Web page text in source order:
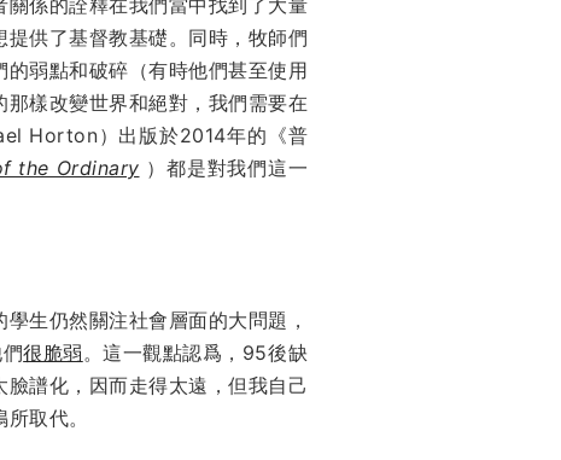
供了基督教基礎。同時，牧師們
弱點和破碎（有時他們甚至使用
樣改變世界和絕對， 我們需要在
Horton）出版於2014年的《普
the Ordinary ）都是對我們這一
生仍然關注社會層面的大問題，
很脆弱 。這一觀點認爲，95後缺
譜化，因而走得太遠，但我自己
取代。